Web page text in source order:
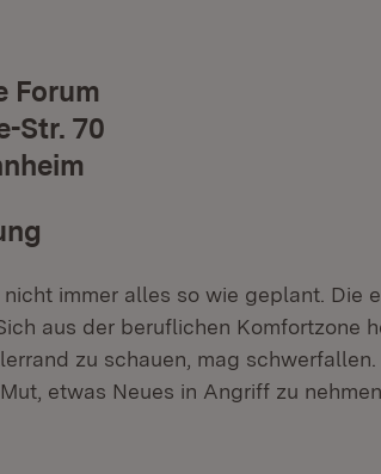
Forum
Str. 70
immer alles so wie geplant. Die
aus der beruflichen Komfortzone
zu schauen, mag
etwas Neues in Angriff zu